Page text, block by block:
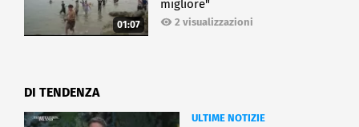
01:07
migliore"
2 visualizzazioni
DI TENDENZA
ULTIME NOTIZIE